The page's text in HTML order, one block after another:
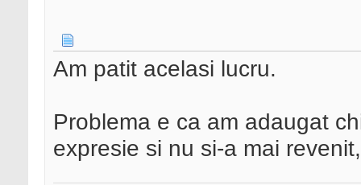
Am patit acelasi lucru.
Problema e ca am adaugat
expresie si nu si-a mai